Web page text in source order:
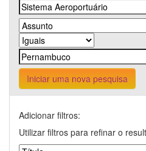
Iniciar uma nova pesquisa
Adicionar filtros:
Utilizar filtros para refinar o